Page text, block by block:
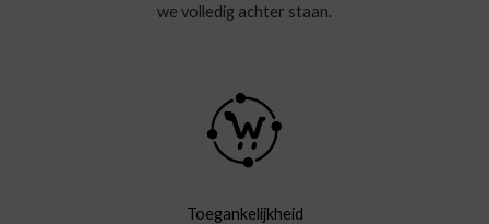
we volledig achter staan.
Toegankelijkheid